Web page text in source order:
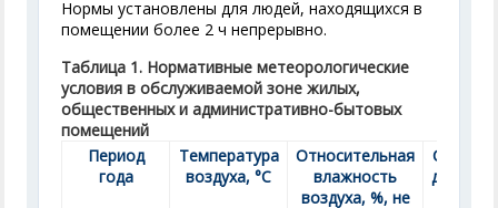
Нормы установлены для людей, находящихся в
помещении более 2 ч непрерывно.
Таблица 1. Нормативные метеорологические
условия в обслуживаемой зоне жилых,
общественных и административно-бытовых
помещений
Период
года
Температура
воздуха, °С
Относительная
влажность
воздуха, %, не